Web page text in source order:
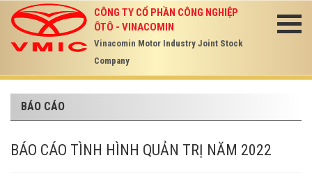
CÔNG TY CỔ PHẦN CÔNG NGHIỆP
ÔTÔ - VINACOMIN
Vinacomin Motor Industry Joint Stock
Company
BÁO CÁO
BÁO CÁO TÌNH HÌNH QUẢN TRỊ NĂM 2022